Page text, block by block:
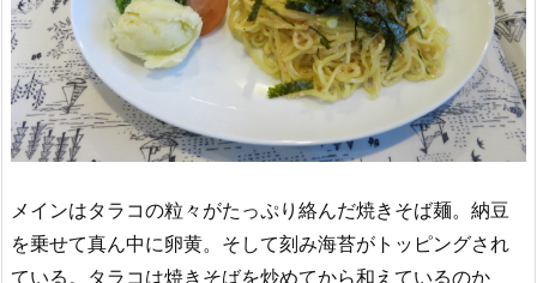
メインはタラコの粒々がたっぷり絡んだ焼きそば麺。納豆
を乗せて真ん中に卵黄。そして刻み海苔がトッピングされ
ている。タラコは焼きそばを炒めてから和えているのか